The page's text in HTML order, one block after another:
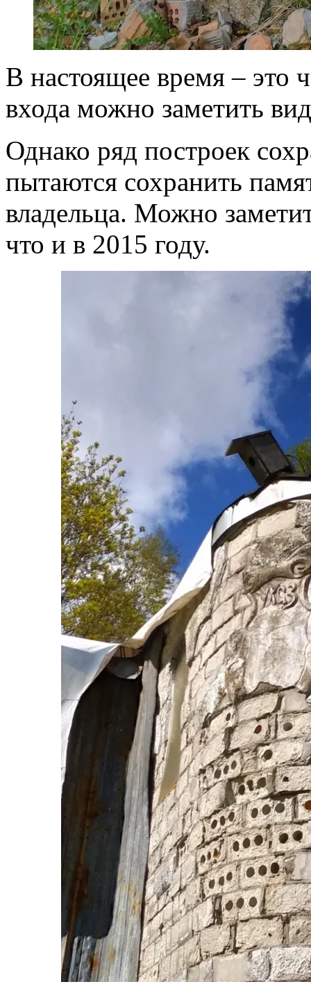
В настоящее время – это
входа можно заметить
Однако ряд построек
пытаются сохранить
владельца. Можно
что и в 2015 году.